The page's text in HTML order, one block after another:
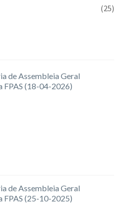
(25)
de Assembleia Geral
FPAS (18-04-2026)
de Assembleia Geral
FPAS (25-10-2025)